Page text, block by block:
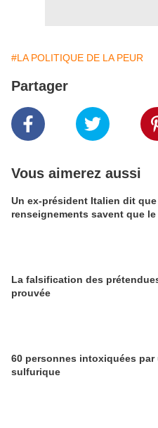
#LA POLITIQUE DE LA PEUR
Partager
Vous aimerez aussi
Un ex-président Italien dit
renseignements savent que
La falsification des
prouvée
60 personnes intoxiquées
sulfurique